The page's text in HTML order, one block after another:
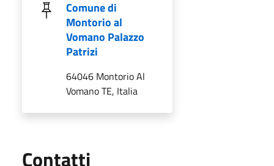
Comune di
Montorio al
Vomano Palazzo
Patrizi
64046 Montorio Al
Vomano TE, Italia
Contatti